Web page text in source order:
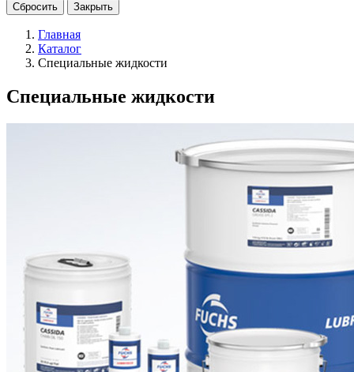
Сбросить Закрыть
Главная
Каталог
Специальные жидкости
Специальные жидкости